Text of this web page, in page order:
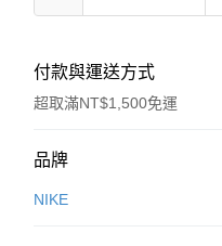
付款與運送方式
超取滿NT$1,500免運
付款方式
信用卡一次付款
品牌
NIKE